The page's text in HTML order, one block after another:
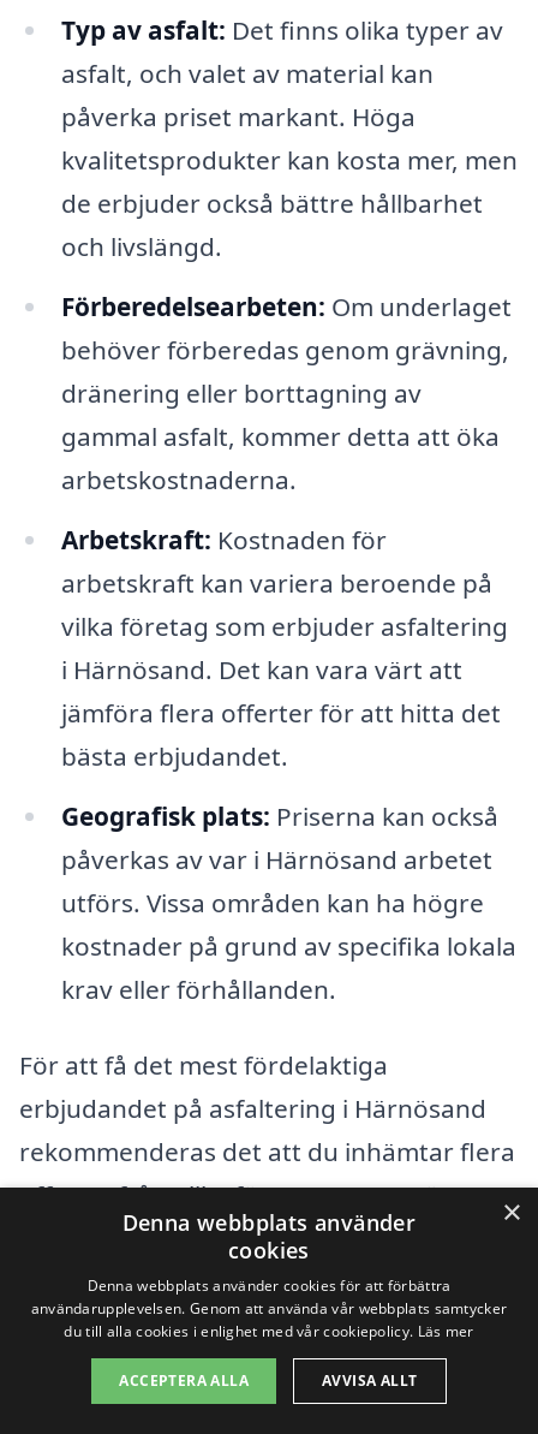
Typ av asfalt: Det finns olika typer av
asfalt, och valet av material kan
påverka priset markant. Höga
kvalitetsprodukter kan kosta mer, men
de erbjuder också bättre hållbarhet
och livslängd.
Förberedelsearbeten: Om underlaget
behöver förberedas genom grävning,
dränering eller borttagning av
gammal asfalt, kommer detta att öka
arbetskostnaderna.
Arbetskraft: Kostnaden för
arbetskraft kan variera beroende på
vilka företag som erbjuder asfaltering
i Härnösand. Det kan vara värt att
jämföra flera offerter för att hitta det
bästa erbjudandet.
Geografisk plats: Priserna kan också
påverkas av var i Härnösand arbetet
utförs. Vissa områden kan ha högre
kostnader på grund av specifika lokala
krav eller förhållanden.
För att få det mest fördelaktiga
erbjudandet på asfaltering i Härnösand
rekommenderas det att du inhämtar flera
offerter från olika företag. Detta gör att
du kan jämföra priser och tjänster, så att
du kan hitta den lösning som bäst passar
ditt behov och din budget. Att arbeta med
professionella entreprenörer med
erfarenhet av asfaltering säkerställer
×
Denna webbplats använder
cookies
Denna webbplats använder cookies för att förbättra
användarupplevelsen. Genom att använda vår webbplats samtycker
du till alla cookies i enlighet med vår cookiepolicy. Läs mer
ACCEPTERA ALLA AVVISA ALLT